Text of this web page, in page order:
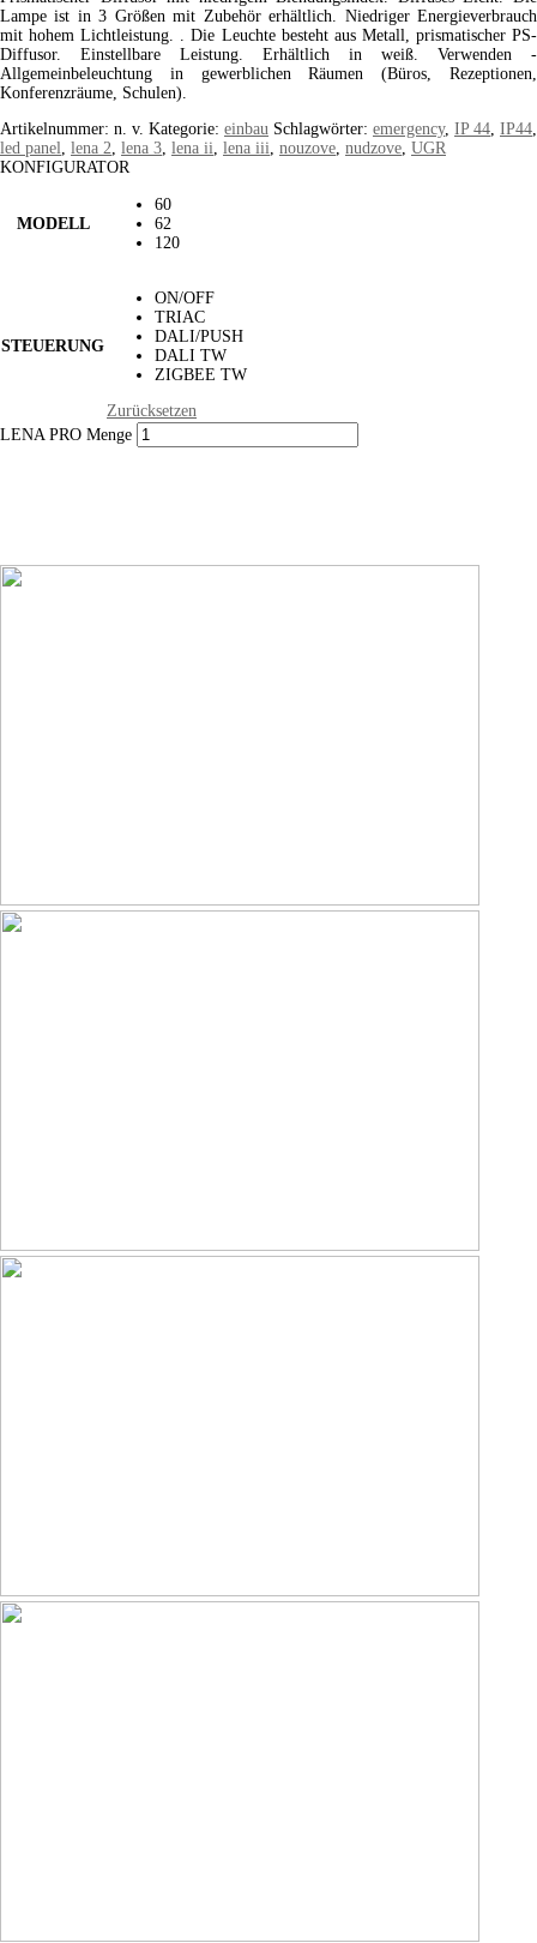
Lampe ist in 3 Größen mit Zubehör erhältlich. Niedriger Energieverbrauch
mit hohem Lichtleistung. . Die Leuchte besteht aus Metall, prismatischer PS-
Diffusor. Einstellbare Leistung. Erhältlich in weiß. Verwenden -
Allgemeinbeleuchtung in gewerblichen Räumen (Büros, Rezeptionen,
Konferenzräume, Schulen).
Artikelnummer: n. v. Kategorie: einbau Schlagwörter: emergency, IP 44 IP44
led panel lena 2 lena 3 lena ii lena iii nouzove nudzove UGR
KONFIGURATOR
MODELL
60
62
120
STEUERUNG
ON/OFF
TRIAC
DALI/PUSH
DALI TW
ZIGBEE TW
Zurücksetzen
LENA PRO Menge